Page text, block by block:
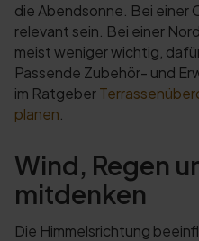
die Abendsonne. Bei einer
relevant sein. Bei einer
meist weniger wichtig,
Passende Zubehör- und
im Ratgeber
planen
Wind, Regen
mitdenken
Die Himmelsrichtung